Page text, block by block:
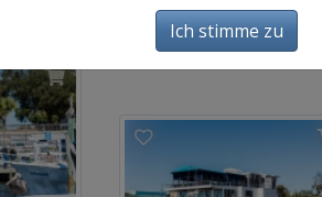
25 Bild(er)
Ich stimme zu